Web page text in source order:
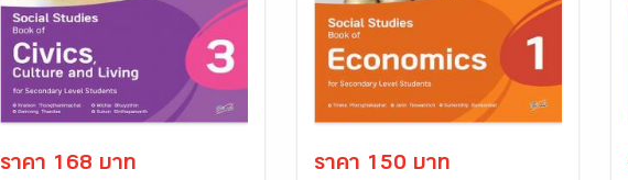
ราคา 168 บาท ราคา 150 บาท